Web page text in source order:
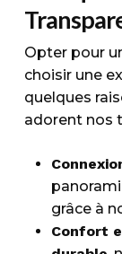
Opter pour
choisir une
quelques
adorent nos
grâce à
Confort